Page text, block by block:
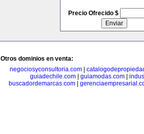
Precio Ofrecido $
Otros dominios en venta:
negociosyconsultoria.com|
guiadechile.com
guiamodas.com
buscadordemarcas.com|